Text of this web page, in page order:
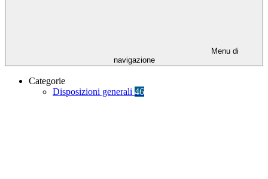
Menu di
navigazione
Categorie
Disposizioni generali 46